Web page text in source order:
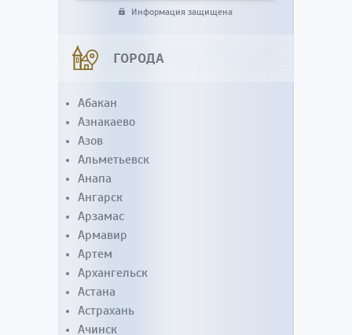
Информация защищена
ГОРОДА
Абакан
Азнакаево
Азов
Альметьевск
Анапа
Ангарск
Арзамас
Армавир
Артем
Архангельск
Астана
Астрахань
Ачинск